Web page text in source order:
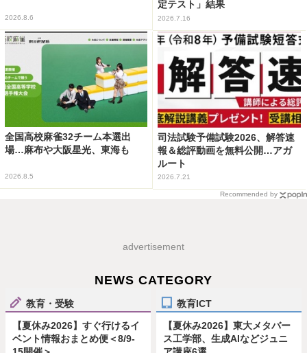
2026.8.6
定テスト」結果
2026.7.16
全国高校麻雀32チーム本選出
場…麻布や大阪星光、東海も
2026.8.5
司法試験予備試験2026、解答速
報＆総評動画を無料公開…アガ
ルート
2026.7.21
Recommended by
advertisement
NEWS CATEGORY
教育・受験
【夏休み2026】すぐ行けるイ
ベント情報おまとめ便＜8/9-
教育ICT
【夏休み2026】東大メタバー
ス工学部、生成AIなどジュニ